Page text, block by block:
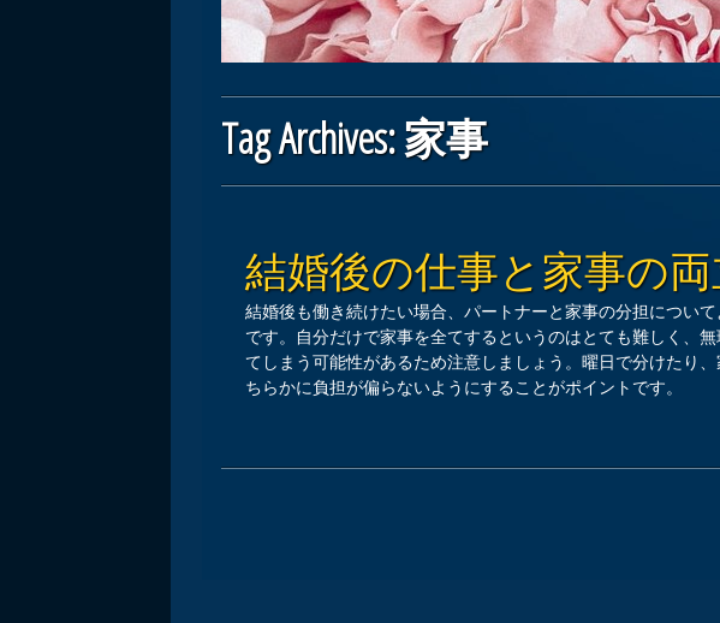
Tag Archives:家事
Post navigation
結婚後の仕事と家事の
結婚後も働き続けたい場合、パートナーと家事の分担につい
です。自分だけで家事を全てするというのはとても難しく、
てしまう可能性があるため注意しましょう。曜日で分けたり
ちらかに負担が偏らないようにすることがポイントです。